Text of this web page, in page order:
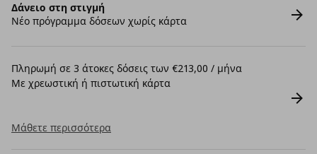
Δάνειο στη στιγμή
Νέο πρόγραμμα δόσεων χωρίς κάρτα
Πληρωμή σε 3 άτοκες δόσεις των €213,00 / μήνα
Με χρεωστική ή πιστωτική κάρτα
Μάθετε περισσότερα